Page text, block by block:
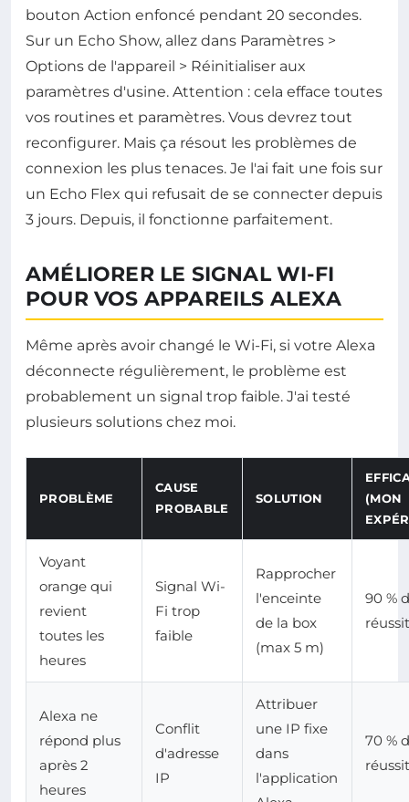
bouton Action enfoncé pendant 20 secondes.
Sur un Echo Show, allez dans Paramètres >
Options de l'appareil > Réinitialiser aux
paramètres d'usine. Attention : cela efface toutes
vos routines et paramètres. Vous devrez tout
reconfigurer. Mais ça résout les problèmes de
connexion les plus tenaces. Je l'ai fait une fois sur
un Echo Flex qui refusait de se connecter depuis
3 jours. Depuis, il fonctionne parfaitement.
AMÉLIORER LE SIGNAL WI-FI
POUR VOS APPAREILS ALEXA
Même après avoir changé le Wi-Fi, si votre Alexa
déconnecte régulièrement, le problème est
probablement un signal trop faible. J'ai testé
plusieurs solutions chez moi.
PROBLÈME
CAUSE
PROBABLE
SOLUTION
(MON
Voyant
orange qui
revient
toutes les
heures
Signal Wi-
Fi trop
faible
Rapprocher
l'enceinte
de la box
(max 5 m)
90 %
Alexa ne
répond plus
après 2
heures
Conflit
d'adresse
IP
Attribuer
une IP fixe
dans
l'application
70 %